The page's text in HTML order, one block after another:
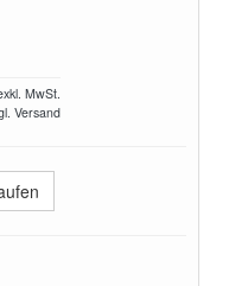
MwSt.
Versand